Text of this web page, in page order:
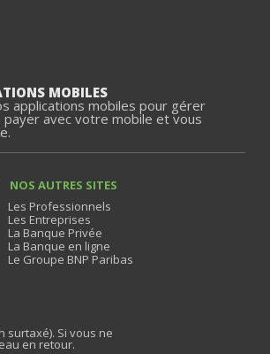
MOBILES
applications mobiles pour gérer
avec votre mobile et vous
NOS AUTRES SITES
Les Professionnels
Les Entreprises
La Banque Privée
La Banque en ligne
Le Groupe BNP Paribas
surtaxé). Si vous ne
en retour.